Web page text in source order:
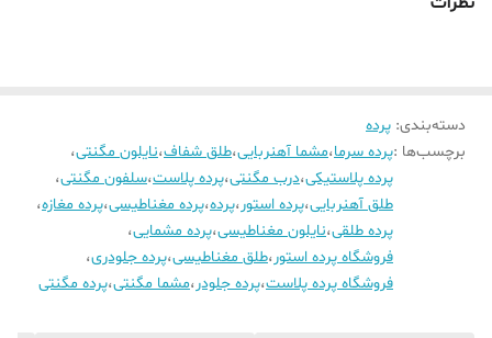
دسته‌بندی: پرده
برچسب‌ها :پرده سرما،مشما آهنربایی،طلق شفاف،نایلون مگنتی،
پرده پلاستیکی،درب مگنتی،پرده پلاست،سلفون مگنتی،
طلق آهنربایی،پرده استور،پرده،پرده مغناطیسی،پرده مغازه،
پرده طلقی،نایلون مغناطیسی،پرده مشمایی،
فروشگاه پرده استور،طلق مغناطیسی،پرده جلودری،
فروشگاه پرده پلاست،پرده جلودر،مشما مگنتی،پرده مگنتی